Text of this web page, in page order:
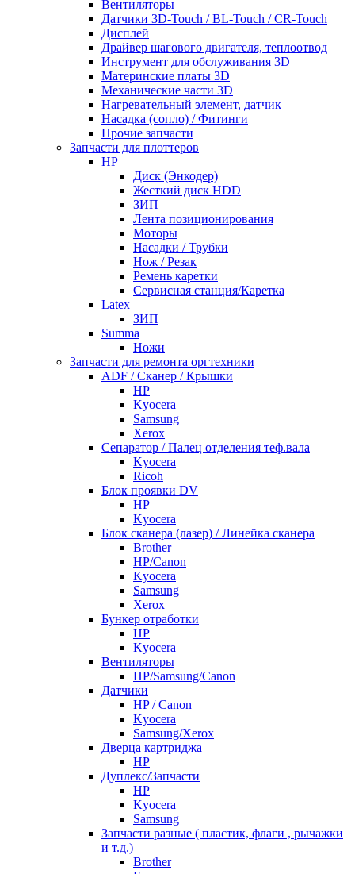
Вентиляторы
Датчики 3D-Touch / BL-Touch / CR-Touch
Дисплей
Драйвер шагового двигателя, теплоотвод
Инструмент для обслуживания 3D
Материнские платы 3D
Механические части 3D
Нагревательный элемент, датчик
Насадка (сопло) / Фитинги
Прочие запчасти
Запчасти для плоттеров
HP
Диск (Энкодер)
Жесткий диск HDD
ЗИП
Лента позиционирования
Моторы
Насадки / Трубки
Нож / Резак
Ремень каретки
Сервисная станция/Каретка
Latex
ЗИП
Summa
Ножи
Запчасти для ремонта оргтехники
ADF / Сканер / Крышки
HP
Kyocera
Samsung
Xerox
Cепаратор / Палец отделения теф.вала
Kyocera
Ricoh
Блок проявки DV
HP
Kyocera
Блок сканера (лазер) / Линейка сканера
Brother
HP/Canon
Kyocera
Samsung
Xerox
Бункер отработки
HP
Kyocera
Вентиляторы
HP/Samsung/Canon
Датчики
HP / Canon
Kyocera
Samsung/Xerox
Дверца картриджа
HP
Дуплекс/Запчасти
HP
Kyocera
Samsung
Запчасти разные ( пластик, флаги , рычажки
и т.д.)
Brother